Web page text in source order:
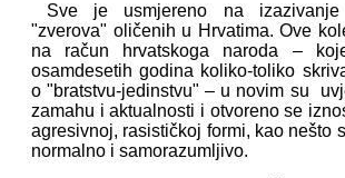
Sve je usmjereno na
"zverova" oličenih u Hrvatima. Ove
na račun hrvatskoga naroda –
osamdesetih godina koliko-toliko
o "bratstvu-jedinstvu" – u novim su
zamahu i aktualnosti i otvoreno se
agresivnoj, rasističkoj formi, kao nešto
normalno i samorazumljivo.